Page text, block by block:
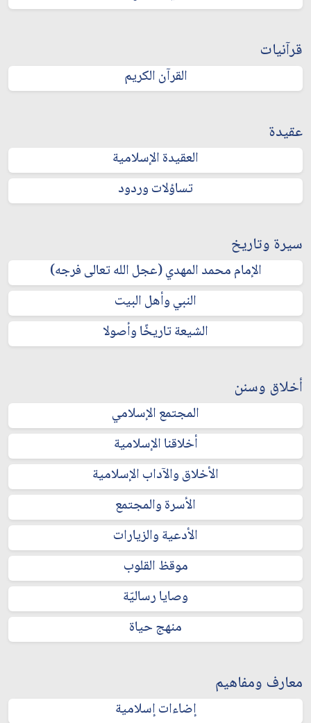
قرآنيات
القرآن الكريم
عقيدة
العقيدة الإسلامية
تساؤلات وردود
سيرة وتاريخ
الإمام محمد المهدي (عجل الله تعالى فرجه)
النبي وأهل البيت
الشيعة تاريخًا وأصولا
أخلاق وسنن
المجتمع الإسلامي
أخلاقنا الإسلامية
الأخلاق والآداب الإسلامية
الأسرة والمجتمع
الأدعية والزيارات
موقظ القلوب
وصايا رساليّة
منهج حياة
معارف ومفاهيم
إضاءات إسلامية